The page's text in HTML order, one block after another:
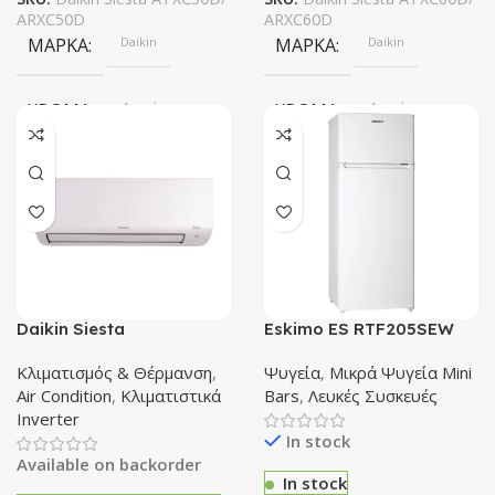
ARXC50D
ΜΆΡΚΑ Daikin
ΧΡΏΜΑ Λευκό
ΕΝΕΡΓΕΙΑΚΉ ΚΛΆΣΗ
A++/A+++
18000btu
WIFI Wifi Ready
ARXC60D
ΜΆΡΚΑ Daikin
ΧΡΏΜΑ Λευκό
ΕΝΕΡΓΕΙΑΚΉ ΚΛΆΣΗ
21000btu
WIFI Wifi Ready
Daikin Siesta
Κλιματιστικό Inverter
24000 BTU A/A+++
Κλιματισμός & Θέρμανση,
Air Condition, Κλιματιστικά
Inverter
Available on backorder
Eskimo ES RTF205SEW
Ψυγεία, Μικρά Ψυγεία Mini
Bars, Λευκές Συσκευές
In stock
In stock